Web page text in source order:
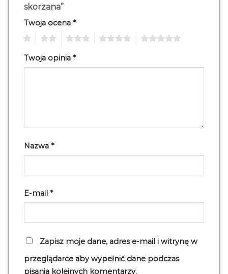
skorzana”
Twoja ocena *
Twoja opinia *
Nazwa *
E-mail *
Zapisz moje dane, adres e-mail i witrynę w
przeglądarce aby wypełnić dane podczas
pisania kolejnych komentarzy.